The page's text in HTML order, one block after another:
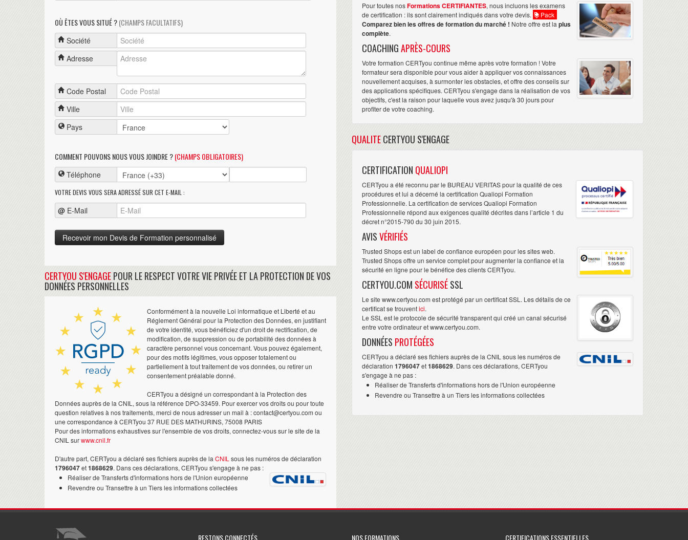
OÙ ÊTES VOUS SITUÉ ?(CHAMPS FACULTATIFS)
Société
Adresse
Code Postal
Ville
Pays
COMMENT POUVONS NOUS VOUS JOINDRE ?(CHAMPS OBLIGATOIRES)
Téléphone
VOTRE DEVIS VOUS SERA ADRESSÉ SUR CET E-MAIL :
@ E-Mail
CERTYOU S'ENGAGEPOUR LE RESPECT VOTRE VIE PRIVÉE ET LA PROTECTION DE VOS
DONNÉES PERSONNELLES
Conformément à la nouvelle Loi informatique et Liberté et au
Réglement Général pour la Protection des Données, en justifiant
de votre identité, vous bénéficiez d'un droit de rectification, de
modification, de suppression ou de portabilité des données à
caractère personnel vous concernant. Vous pouvez également,
pour des motifs légitimes, vous opposer totalement ou
partiellement à tout traitement de vos données, ou retirer un
consentement préalable donné.
CERTyou a désigné un correspondant à la Protection des
Données auprès de la CNIL, sous la référence DPO-33459. Pour exercer vos droits ou pour toute
question relatives à nos traitements, merci de nous adresser un mail à : contact@certyou.com ou
une correspondance à CERTyou 37 RUE DES MATHURINS, 75008 PARIS
Pour des informations exhaustives sur l'ensemble de vos droits, connectez-vous sur le site de la
CNIL surwww.cnil.fr
D'autre part, CERTyou a déclaré ses fichiers auprès de la CNIL sous les numéros de déclaration
1796047et1868629. Dans ces déclarations, CERTyou s'engage à ne pas :
Réaliser de Transferts d'informations hors de l'Union européenne
Revendre ou Transettre à un Tiers les informations collectées
Pour toutes nosFormations CERTIFIANTES, nous incluons les examens
de certification : ils sont clairement indiqués dans votre devis.
Pack
Comparez bien les offres de formation du marché ! Notre offre est la plus
complète.
COACHINGAPRÈS-COURS
Votre formation CERTyou continue même après votre formation ! Votre
formateur sera disponible pour vous aider à appliquer vos connaissances
nouvellement acquises, à surmonter les obstacles, et offre des conseils sur
des applications spécifiques. CERTyou s'engage dans la réalisation de vos
objectifs, c'est la raison pour laquelle vous avez jusqu'à 30 jours pour
profiter de votre coaching.
QUALITECERTYOU S'ENGAGE
CERTIFICATION QUALIOPI
CERTyou a été reconnu par le BUREAU VERITAS pour la qualité de ces
procédures et lui a décerné la certification Qualiopi Formation
Professionnelle. La certification de services Qualiopi Formation
Professionnelle répond aux exigences qualité décrites dans l’article 1 du
décret n°2015-790 du 30 juin 2015.
AVISVÉRIFIÉS
Trusted Shops est un label de confiance européen pour les sites web.
Trusted Shops offre un service complet pour augmenter la confiance et la
sécurité en ligne pour le bénéfice des clients CERTyou.
CERTYOU.COM SÉCURISÉSSL
Le site www.certyou.com est protégé par un certificat SSL. Les détails de ce
certificat se trouventici.
Le SSL est le protocole de sécurité transparent qui créé un canal sécurisé
entre votre ordinateur et www.certyou.com.
DONNÉES PROTÉGÉES
CERTyou a déclaré ses fichiers auprès de la CNIL sous les numéros de
déclaration 1796047et1868629. Dans ces déclarations, CERTyou
s'engage à ne pas :
Réaliser de Transferts d'informations hors de l'Union européenne
Revendre ou Transettre à un Tiers les informations collectées
RESTONS CONNECTÉS NOS FORMATIONS CERTIFICATIONS ESSENTIELLES